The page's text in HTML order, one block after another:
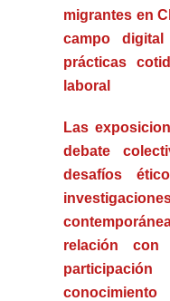
migrantes en
campo
prácticas
laboral
Las
debate
desafíos
relación con